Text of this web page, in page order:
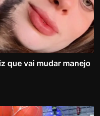
que vai mudar manejo